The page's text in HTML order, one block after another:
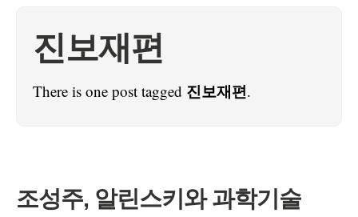
진보재편
There is one post tagged 진보재편.
조성주, 알린스키와 과학기술